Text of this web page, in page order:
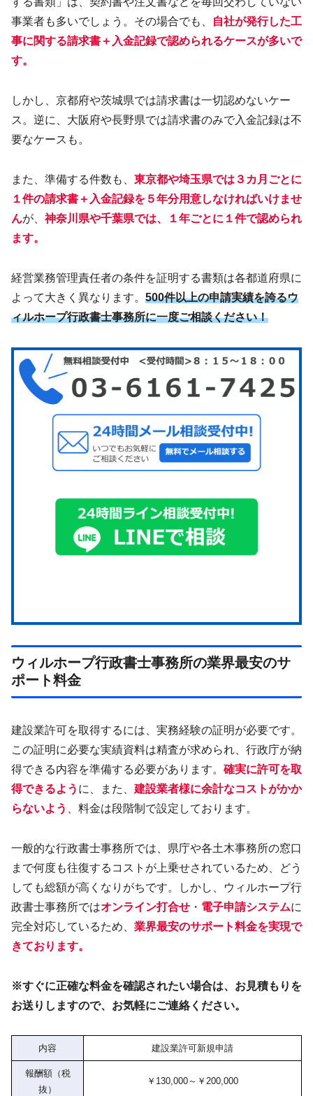
事業者も多いでしょう。その場合でも、
自社が発行した工
事に関する請求書＋入金記録で認められるケースが多いで
す。
しかし、京都府や茨城県では請求書は一切認めないケー
ス。逆に、大阪府や長野県では請求書のみで入金記録は不
要なケースも。
また、準備する件数も、 東京都や埼玉県では３カ月ごとに
１件の請求書＋入金記録を５年分用意しなければいけませ
んが、神奈川県や千葉県では、１年ごとに１件で認められ
ます。
経営業務管理責任者の条件を証明する書類は各都道府県に
よって大きく異なります。 500件以上の申請実績を誇るウ
ィルホープ行政書士事務所に一度ご相談ください！
ウィルホープ行政書士事務所の業界最安のサ
ポート料金
建設業許可を取得するには、実務経験の証明が必要です。
この証明に必要な実績資料は精査が求められ、行政庁が納
得できる内容を準備する必要があります。 確実に許可を取
得できるよう に、また、 建設業者様に余計なコストがかか
らないよう
、料金は段階制で設定しております。
一般的な行政書士事務所では、県庁や各土木事務所の窓口
まで何度も往復するコストが上乗せされているため、どう
しても総額が高くなりがちです。しかし、ウィルホープ行
政書士事務所ではオンライン打合せ ・ 電子申請システムに
完全対応しているため、 業界最安のサポート料金を実現で
きております。
※すぐに正確な料金を確認されたい場合は、お見積もりを
お送りしますので、お気軽にご連絡ください。
内容 建設業許可新規申請
報酬額（税
抜）
￥130,000～￥200,000